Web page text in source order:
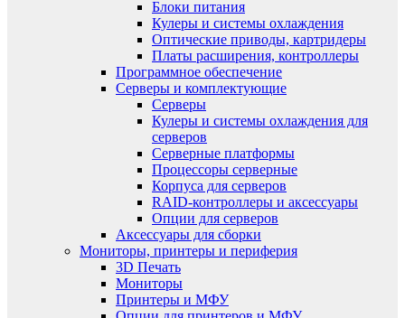
Блоки питания
Кулеры и системы охлаждения
Оптические приводы, картридеры
Платы расширения, контроллеры
Программное обеспечение
Серверы и комплектующие
Серверы
Кулеры и системы охлаждения для
серверов
Серверные платформы
Процессоры серверные
Корпуса для серверов
RAID-контроллеры и аксессуары
Опции для серверов
Аксессуары для сборки
Мониторы, принтеры и периферия
3D Печать
Мониторы
Принтеры и МФУ